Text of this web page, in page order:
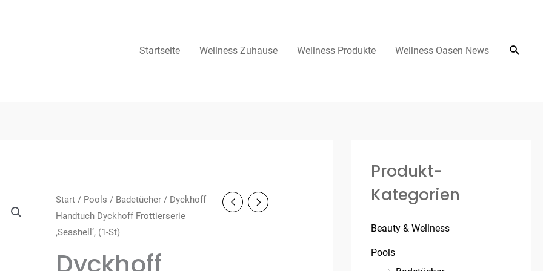
Startseite Wellness Zuhause Wellness Produkte Wellness Oasen News
Start/ Pools / Badetücher/ Dyckhoff
Handtuch Dyckhoff Frottierserie
‚Seashell‘, (1-St)
Produkt-
Kategorien
Beauty & Wellness
Pools